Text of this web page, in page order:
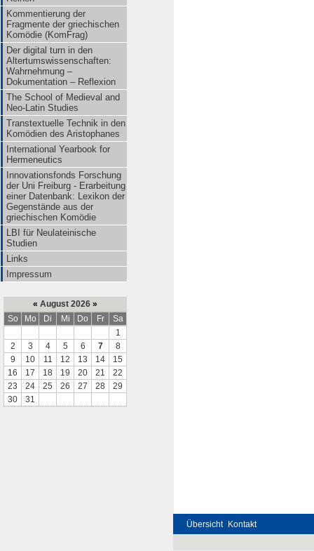
Kommentierung der
Fragmente der griechischen
Komödie (KomFrag)
Der digital turn in den
Altertumswissenschaften:
Wahrnehmung –
Dokumentation – Reflexion
The School of Medieval and
Neo-Latin Studies
Transtextuelle Technik in den
Komödien des Aristophanes
International Yearbook for
Hermeneutics
Innovationsfonds Forschung
der Uni Freiburg - Erarbeitung
einer Datenbank: Lexikon der
Gegenstände aus der
griechischen Komödie
LBI für Neulateinische
Studien
Links
Impressum
« August 2026 »
So
Mo Di Mi Do Fr
Sa
1
2
3 4 5 6 7
8
9
10 11 12 13 14
15
16
17 18 19 20 21
22
23
24 25 26 27 28
29
30
31
Übersicht Kontakt